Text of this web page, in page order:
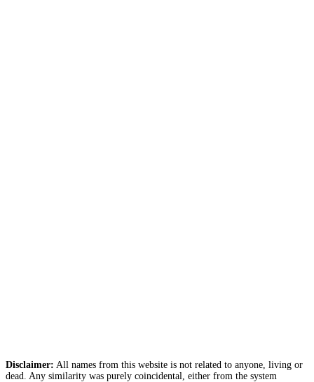
Disclaimer: All names from this website is not related to anyone, living or
dead. Any similarity was purely coincidental, either from the system